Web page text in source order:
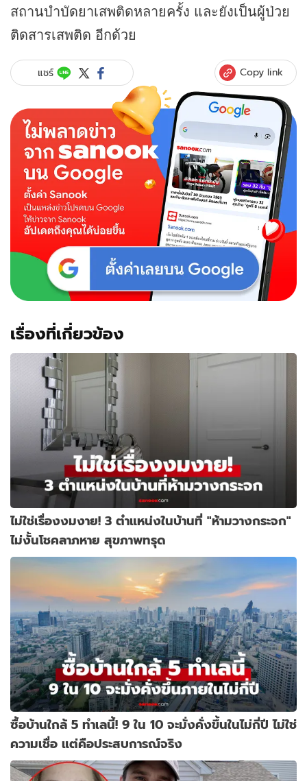
สถานบำบัดยาเสพติดหลายครั้ง และยังเป็นผู้ป่วย
ติดสารเสพติด อีกด้วย
แชร์ Copy link
เรื่องที่เกี่ยวข้อง
ไม่ใช่เรื่องงมงาย! 3 ตำแหน่งในบ้านที่ "ห้ามวางกระจก"
ไม่งั้นโชคลาภหาย สุขภาพทรุด
ซื้อบ้านใกล้ 5 ทำเลนี้! 9 ใน 10 จะมั่งคั่งขึ้นในไม่กี่ปี ไม่ใช่
ความเชื่อ แต่คือประสบการณ์จริง